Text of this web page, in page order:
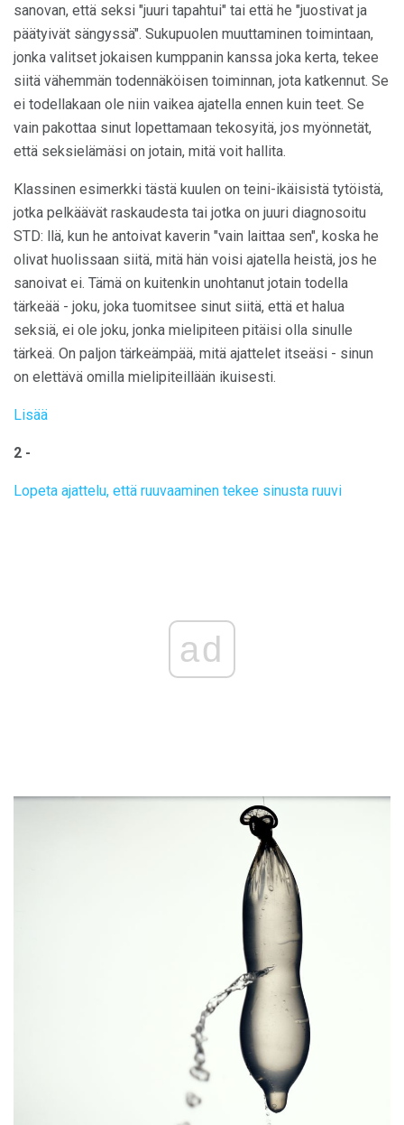
sanovan, että seksi "juuri tapahtui" tai että he "juostivat ja
päätyivät sängyssä". Sukupuolen muuttaminen toimintaan,
jonka valitset jokaisen kumppanin kanssa joka kerta, tekee
siitä vähemmän todennäköisen toiminnan, jota katkennut. Se
ei todellakaan ole niin vaikea ajatella ennen kuin teet. Se
vain pakottaa sinut lopettamaan tekosyitä, jos myönnetät,
että seksielämäsi on jotain, mitä voit hallita.
Klassinen esimerkki tästä kuulen on teini-ikäisistä tytöistä,
jotka pelkäävät raskaudesta tai jotka on juuri diagnosoitu
STD: llä, kun he antoivat kaverin "vain laittaa sen", koska he
olivat huolissaan siitä, mitä hän voisi ajatella heistä, jos he
sanoivat ei. Tämä on kuitenkin unohtanut jotain todella
tärkeää - joku, joka tuomitsee sinut siitä, että et halua
seksiä, ei ole joku, jonka mielipiteen pitäisi olla sinulle
tärkeä. On paljon tärkeämpää, mitä ajattelet itseäsi - sinun
on elettävä omilla mielipiteillään ikuisesti.
Lisää
2 -
Lopeta ajattelu, että ruuvaaminen tekee sinusta ruuvi
ad